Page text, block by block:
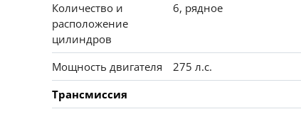
Количество и
расположение
цилиндров
6, рядное
Мощность двигателя
275 л.с.
Трансмиссия